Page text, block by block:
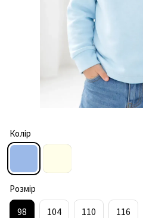
Колір
Розмір
98 104 110 116